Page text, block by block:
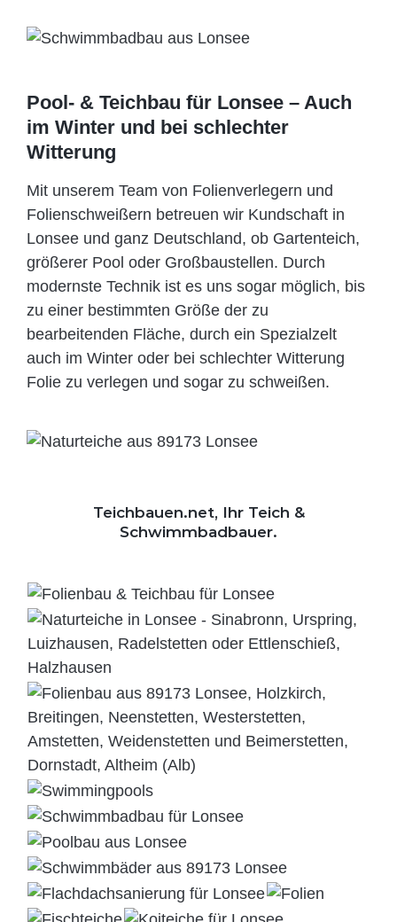
Pool- & Teichbau für Lonsee – Auch
im Winter und bei schlechter
Witterung
Mit unserem Team von Folienverlegern und
Folien­schweißern betreuen wir Kundschaft in
Lonsee und ganz Deutschland, ob Gartenteich,
größerer Pool oder Großbaustellen. Durch
modernste Technik ist es uns sogar möglich, bis
zu einer bestimmten Größe der zu
bearbeitenden Fläche, durch ein Spezi­alzelt
auch im Winter oder bei schlechter Witterung
Folie zu verlegen und sogar zu schweißen.
Teichbauen.net, Ihr Teich &
Schwimmbadbauer.